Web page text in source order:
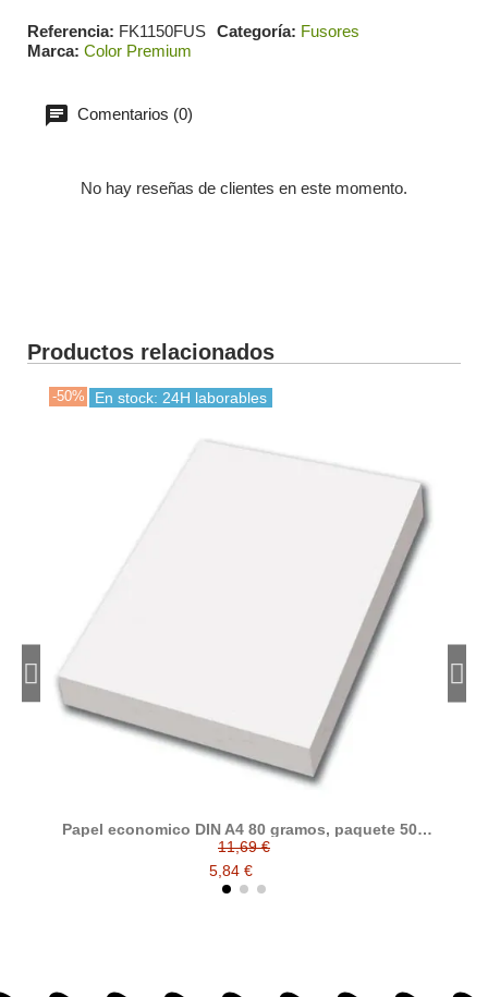
Referencia FK1150FUS Categoría Fusores
Marca Color Premium
Comentarios (0)
No hay reseñas de clientes en este momento.
Productos relacionados
-50% En stock: 24H laborables
Papel economico DIN A4 80 gramos, paquete 500
folios
11,69 €
5,84 €